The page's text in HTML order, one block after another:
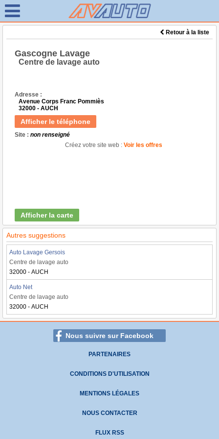
Retour à la liste
Gascogne Lavage
Centre de lavage auto
Adresse :
Avenue Corps Franc Pommiès
32000 - AUCH
Afficher le téléphone
Site : non renseigné
Créez votre site web : Voir les offres
Afficher la carte
Autres suggestions
Auto Lavage Gersois
Centre de lavage auto
32000 - AUCH
Auto Net
Centre de lavage auto
32000 - AUCH
Nous suivre sur Facebook
PARTENAIRES
CONDITIONS D'UTILISATION
MENTIONS LÉGALES
NOUS CONTACTER
FLUX RSS